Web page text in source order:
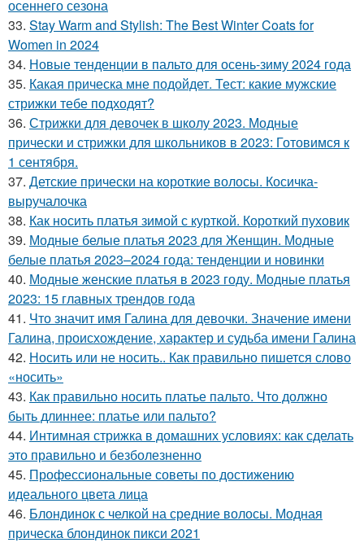
осеннего сезона
33. Stay Warm and Stylish: The Best Winter Coats for
Women in 2024
34. Новые тенденции в пальто для осень-зиму 2024 года
35. Какая прическа мне подойдет. Тест: какие мужские
стрижки тебе подходят?
36. Стрижки для девочек в школу 2023. Модные
прически и стрижки для школьников в 2023: Готовимся к
1 сентября.
37. Детские прически на короткие волосы. Косичка-
выручалочка
38. Как носить платья зимой с курткой. Короткий пуховик
39. Модные белые платья 2023 для Женщин. Модные
белые платья 2023–2024 года: тенденции и новинки
40. Модные женские платья в 2023 году. Модные платья
2023: 15 главных трендов года
41. Что значит имя Галина для девочки. Значение имени
Галина, происхождение, характер и судьба имени Галина
42. Носить или не носить.. Как правильно пишется слово
«носить»
43. Как правильно носить платье пальто. Что должно
быть длиннее: платье или пальто?
44. Интимная стрижка в домашних условиях: как сделать
это правильно и безболезненно
45. Профессиональные советы по достижению
идеального цвета лица
46. Блондинок с челкой на средние волосы. Модная
прическа блондинок пикси 2021